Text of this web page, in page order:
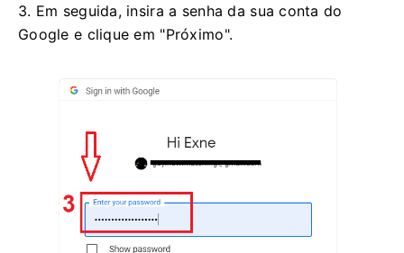
3. Em seguida, insira a senha da sua conta do
Google e clique em "Próximo".